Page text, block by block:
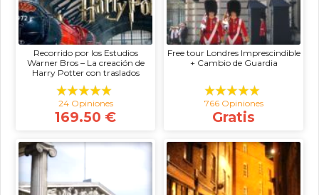
Recorrido por los Estudios
Warner Bros – La creación de
Harry Potter con traslados
24 Opiniones
169.50 €
Free tour Londres Imprescindible
+ Cambio de Guardia
766 Opiniones
Gratis